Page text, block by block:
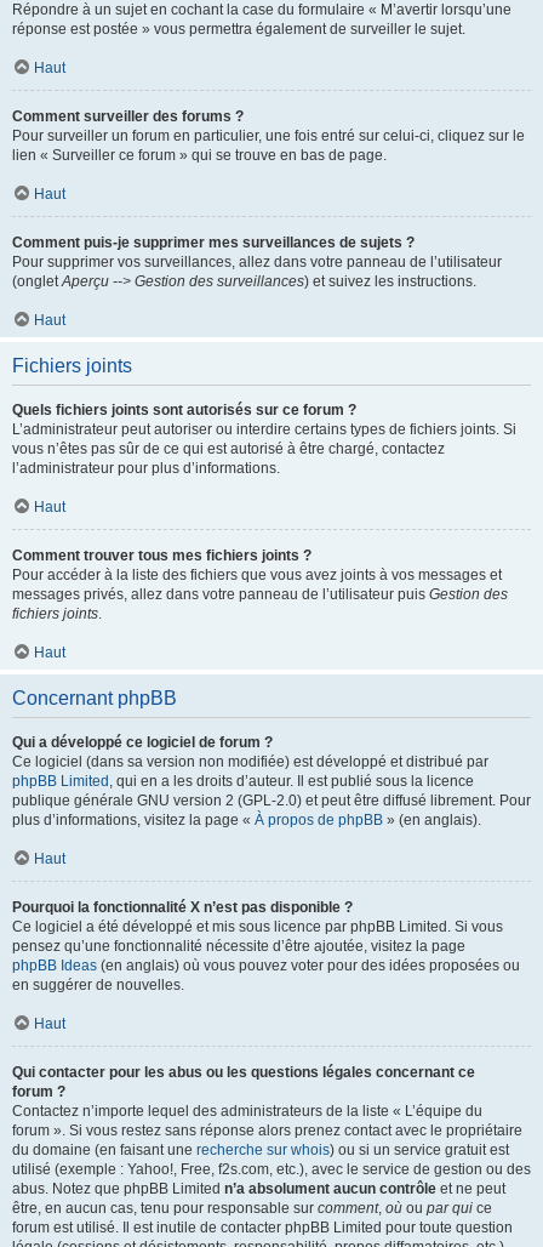
Répondre à un sujet en cochant la case du formulaire « M’avertir lorsqu’une
réponse est postée » vous permettra également de surveiller le sujet.
Haut
Comment surveiller des forums ?
Pour surveiller un forum en particulier, une fois entré sur celui-ci, cliquez sur le
lien « Surveiller ce forum » qui se trouve en bas de page.
Haut
Comment puis-je supprimer mes surveillances de sujets ?
Pour supprimer vos surveillances, allez dans votre panneau de l’utilisateur
(ongletAperçu --> Gestion des surveillances) et suivez les instructions.
Haut
Fichiers joints
Quels fichiers joints sont autorisés sur ce forum ?
L’administrateur peut autoriser ou interdire certains types de fichiers joints. Si
vous n’êtes pas sûr de ce qui est autorisé à être chargé, contactez
l’administrateur pour plus d’informations.
Haut
Comment trouver tous mes fichiers joints ?
Pour accéder à la liste des fichiers que vous avez joints à vos messages et
messages privés, allez dans votre panneau de l’utilisateur puis Gestion des
fichiers joints.
Haut
Concernant phpBB
Qui a développé ce logiciel de forum ?
Ce logiciel (dans sa version non modifiée) est développé et distribué par
phpBB Limited , qui en a les droits d’auteur. Il est publié sous la licence
publique générale GNU version 2 (GPL-2.0) et peut être diffusé librement. Pour
plus d’informations, visitez la page « À propos de phpBB » (en anglais).
Haut
Pourquoi la fonctionnalité X n’est pas disponible ?
Ce logiciel a été développé et mis sous licence par phpBB Limited. Si vous
pensez qu’une fonctionnalité nécessite d’être ajoutée, visitez la page
phpBB Ideas (en anglais) où vous pouvez voter pour des idées proposées ou
en suggérer de nouvelles.
Haut
Qui contacter pour les abus ou les questions légales concernant ce
forum ?
Contactez n’importe lequel des administrateurs de la liste « L’équipe du
forum ». Si vous restez sans réponse alors prenez contact avec le propriétaire
du domaine (en faisant une recherche sur whois) ou si un service gratuit est
utilisé (exemple : Yahoo!, Free, f2s.com, etc.), avec le service de gestion ou des
abus. Notez que phpBB Limited n’a absolument aucun contrôle et ne peut
être, en aucun cas, tenu pour responsable sur comment, où ou par qui ce
forum est utilisé. Il est inutile de contacter phpBB Limited pour toute question